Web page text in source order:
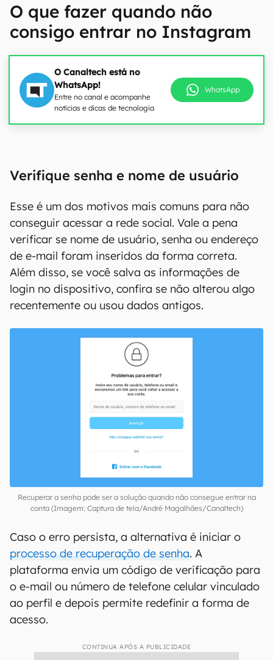
O que fazer quando não
consigo entrar no Instagram
O Canaltech está no
WhatsApp!
Entre no canal e acompanhe
notícias e dicas de tecnologia
WhatsApp
Verifique senha e nome de usuário
Esse é um dos motivos mais comuns para não
conseguir acessar a rede social. Vale a pena
verificar se nome de usuário, senha ou endereço
de e-mail foram inseridos da forma correta.
Além disso, se você salva as informações de
login no dispositivo, confira se não alterou algo
recentemente ou usou dados antigos.
Recuperar a senha pode ser a solução quando não consegue entrar na
conta (Imagem: Captura de tela/André Magalhães/Canaltech)
Caso o erro persista, a alternativa é iniciar o
processo de recuperação de senha. A
plataforma envia um código de verificação para
o e-mail ou número de telefone celular vinculado
ao perfil e depois permite redefinir a forma de
acesso.
CONTINUA APÓS A PUBLICIDADE